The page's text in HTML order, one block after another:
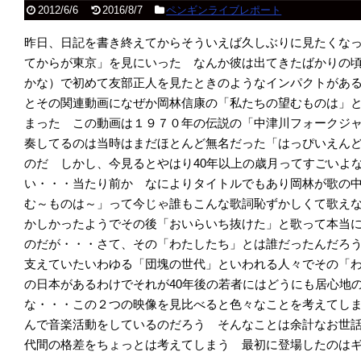
2012/6/6 2016/8/7 ペンギンライブレポート
昨日、日記を書き終えてからそういえば久しぶりに見たくな
てからが東京」を見にいった なんか彼は出てきたばかりの
かな）で初めて友部正人を見たときのようなインパクトがあ
とその関連動画になぜか岡林信康の「私たちの望むものは」
まった この動画は１９７０年の伝説の「中津川フォークジ
奏してるのは当時はまだほとんど無名だった「はっぴいえん
のだ しかし、今見るとやはり40年以上の歳月ってすごいよ
い・・・当たり前か なによりタイトルでもあり岡林が歌の
む～ものは～」って今じゃ誰もこんな歌詞恥ずかしくて歌え
かしかったようでその後「おいらいち抜けた」と歌って本当
のだが・・・さて、その「わたしたち」とは誰だったんだろ
支えていたいわゆる「団塊の世代」といわれる人々でその「
の日本があるわけでそれが40年後の若者にはどうにも居心地
な・・・この２つの映像を見比べると色々なことを考えてし
んで音楽活動をしているのだろう そんなことは余計なお世
代間の格差をちょっとは考えてしまう 最初に登場したのは